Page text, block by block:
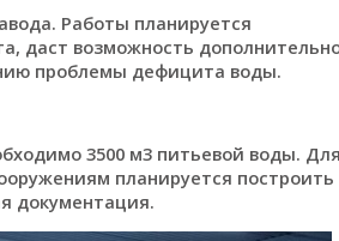
Работы планируется
даст возможность
проблемы дефицита воды.
3500 м3 питьевой воды. Для
планируется построить
документация.